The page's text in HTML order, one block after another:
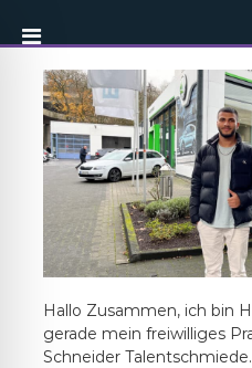
Hallo Zusammen, ich bin
gerade mein freiwilliges
Schneider Talentschmiede.